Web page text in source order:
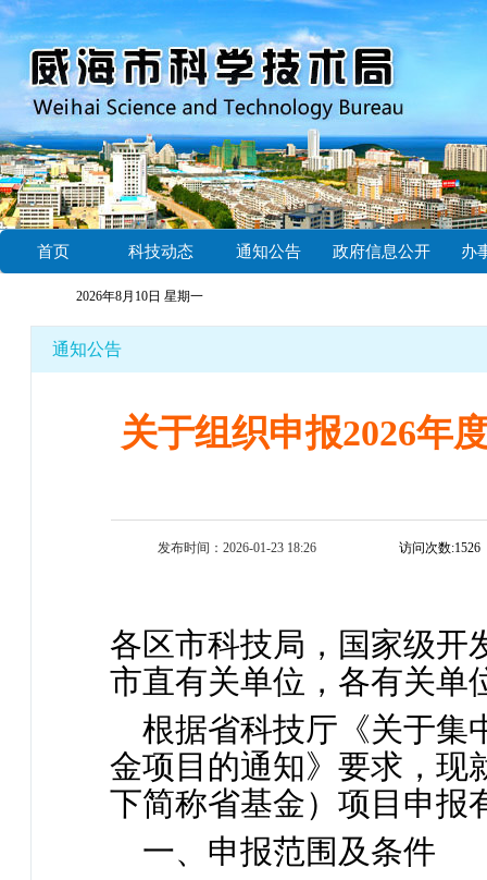
首页 科技动态 通知公告 政府信息公开 办
2026年8月10日 星期一
通知公告
关于组织申报2026年
发布时间：2026-01-23 18:26 访问次数:1526
各区市科技局，国家级开
市直有关单位，各有关单
根据省科技厅《关于集
金项目的通知》要求，现
下简称省基金）项目申报
一、申报范围及条件